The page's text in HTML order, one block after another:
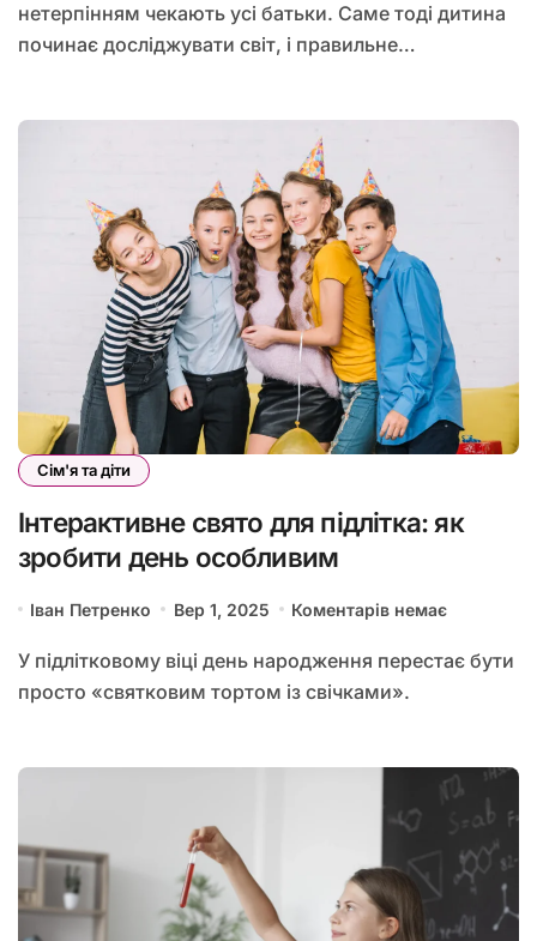
нетерпінням чекають усі батьки. Саме тоді дитина
починає досліджувати світ, і правильне…
Сім'я та діти
Інтерактивне свято для підлітка: як
зробити день особливим
Іван Петренко Вер 1, 2025 Коментарів немає
У підлітковому віці день народження перестає бути
просто «святковим тортом із свічками».